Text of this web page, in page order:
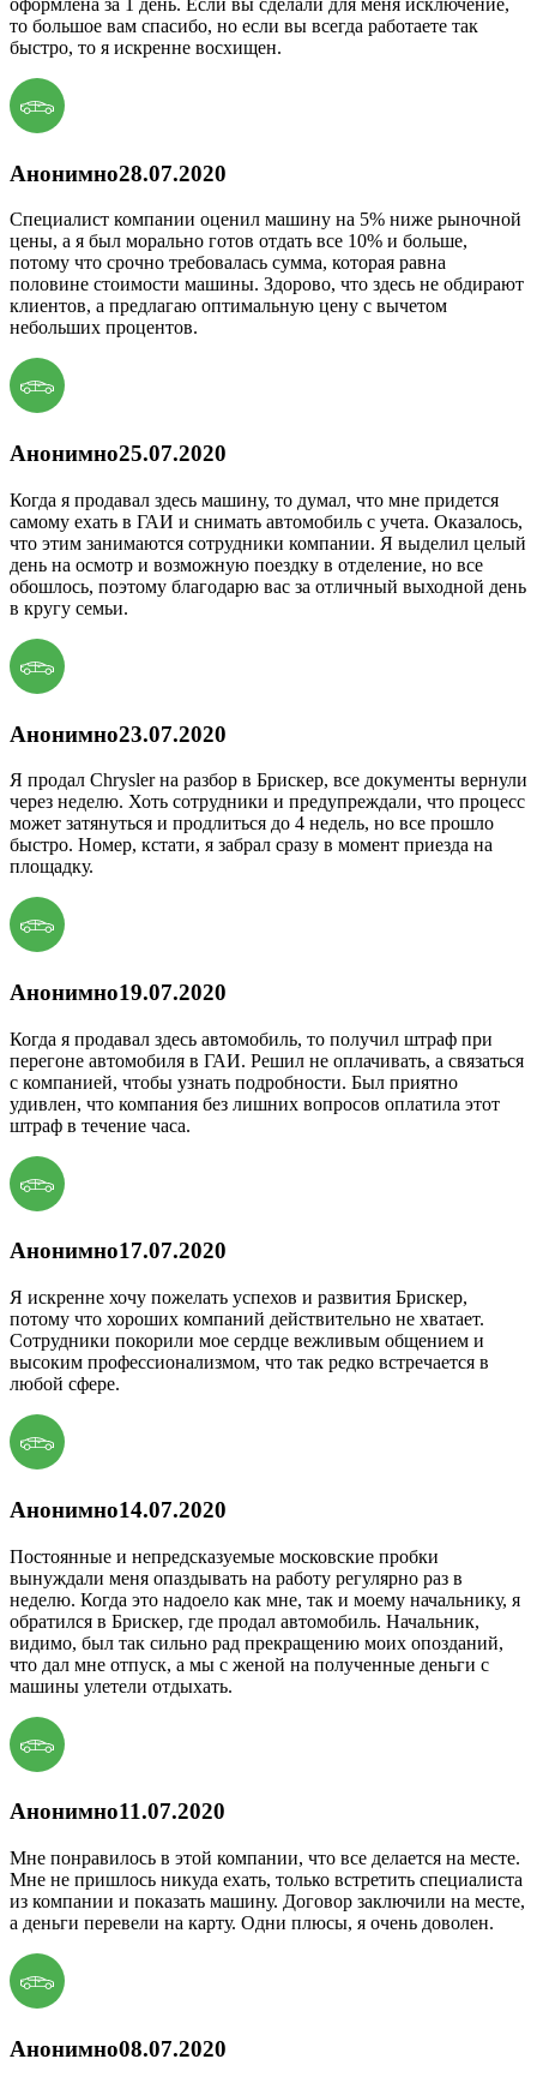
оформлена за 1 день. Если вы сделали для меня исключение,
то большое вам спасибо, но если вы всегда работаете так
быстро, то я искренне восхищен.
Анонимно28.07.2020
Специалист компании оценил машину на 5% ниже рыночной
цены, а я был морально готов отдать все 10% и больше,
потому что срочно требовалась сумма, которая равна
половине стоимости машины. Здорово, что здесь не обдирают
клиентов, а предлагаю оптимальную цену с вычетом
небольших процентов.
Анонимно25.07.2020
Когда я продавал здесь машину, то думал, что мне придется
самому ехать в ГАИ и снимать автомобиль с учета. Оказалось,
что этим занимаются сотрудники компании. Я выделил целый
день на осмотр и возможную поездку в отделение, но все
обошлось, поэтому благодарю вас за отличный выходной день
в кругу семьи.
Анонимно23.07.2020
Я продал Chrysler на разбор в Брискер, все документы вернули
через неделю. Хоть сотрудники и предупреждали, что процесс
может затянуться и продлиться до 4 недель, но все прошло
быстро. Номер, кстати, я забрал сразу в момент приезда на
площадку.
Анонимно19.07.2020
Когда я продавал здесь автомобиль, то получил штраф при
перегоне автомобиля в ГАИ. Решил не оплачивать, а связаться
с компанией, чтобы узнать подробности. Был приятно
удивлен, что компания без лишних вопросов оплатила этот
штраф в течение часа.
Анонимно17.07.2020
Я искренне хочу пожелать успехов и развития Брискер,
потому что хороших компаний действительно не хватает.
Сотрудники покорили мое сердце вежливым общением и
высоким профессионализмом, что так редко встречается в
любой сфере.
Анонимно14.07.2020
Постоянные и непредсказуемые московские пробки
вынуждали меня опаздывать на работу регулярно раз в
неделю. Когда это надоело как мне, так и моему начальнику, я
обратился в Брискер, где продал автомобиль. Начальник,
видимо, был так сильно рад прекращению моих опозданий,
что дал мне отпуск, а мы с женой на полученные деньги с
машины улетели отдыхать.
Анонимно11.07.2020
Мне понравилось в этой компании, что все делается на месте.
Мне не пришлось никуда ехать, только встретить специалиста
из компании и показать машину. Договор заключили на месте,
а деньги перевели на карту. Одни плюсы, я очень доволен.
Анонимно08.07.2020